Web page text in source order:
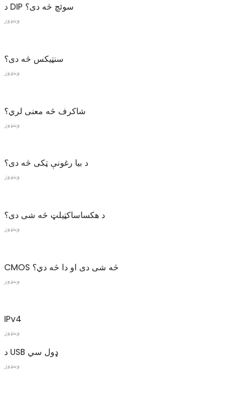
د DIP سوئچ څه دی؟
وینډوز
سنټیکس څه دی؟
وینډوز
شاکرف څه معنی لري؟
وینډوز
د بیا رغونې ټکی څه دی؟
وینډوز
د هکساساکټیلټ څه ​​شی دی؟
وینډوز
CMOS څه شی دی او دا څه دي؟
وینډوز
IPv4
وینډوز
د USB ډول سي
وینډوز